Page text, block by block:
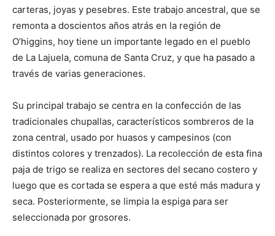
carteras, joyas y pesebres. Este trabajo ancestral, que se
remonta a doscientos años atrás en la región de
O’higgins, hoy tiene un importante legado en el pueblo
de La Lajuela, comuna de Santa Cruz, y que ha pasado a
través de varias generaciones.
Su principal trabajo se centra en la confección de las
tradicionales chupallas, característicos sombreros de la
zona central, usado por huasos y campesinos (con
distintos colores y trenzados). La recolección de esta fina
paja de trigo se realiza en sectores del secano costero y
luego que es cortada se espera a que esté más madura y
seca. Posteriormente, se limpia la espiga para ser
seleccionada por grosores.